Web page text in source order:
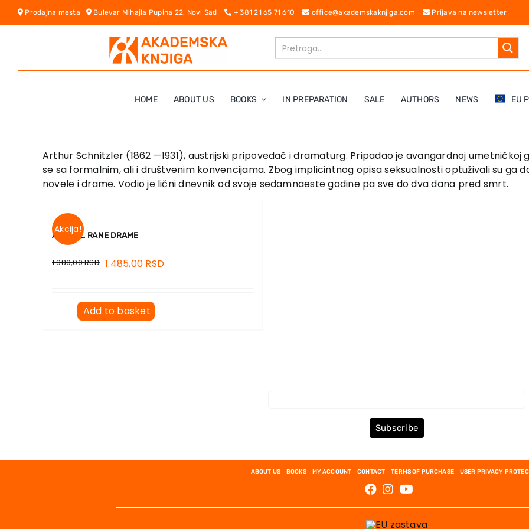
Skip
Prodajna mesta Bulevar Mihajla Pupina 22, Novi Sad + 381 21 65 71 610 office@akademskaknjiga.com Prijava na newsletter
HOME ABOUT US BOOKS IN PREPARATION SALE AUTHORS NEWS EU
Arthur Schnitzler (1862 —1931), austrijski pripovedač i dramaturg. Pripadao je avangardnoj umetničkoj
se sa formalnim, ali i društvenim konvencijama. Zbog implicintnog opisa seksualnosti optuživali su ga
novele i drame. Vodio je lični dnevnik od svoje sedamnaeste godine pa sve do dva dana pred smrt.
Akcija!
ANATOL. RANE DRAME
1.980,00RSD 1.485,00 RSD
Add to basket
Subscribe
ABOUT US BOOKS MY ACCOUNT CONTACT TERMS OF PURCHASE USER PRIVACY